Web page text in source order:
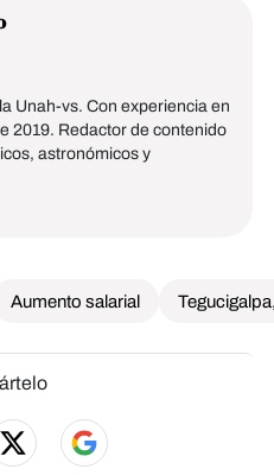
Unah-vs. Con experiencia en
2019. Redactor de contenido
astronómicos y
Aumento salarial